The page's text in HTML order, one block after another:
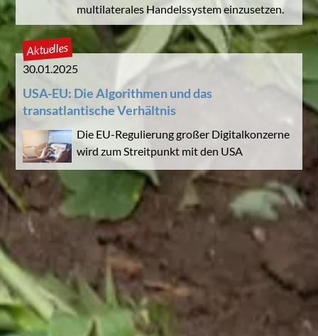
multilaterales Handelssystem einzusetzen.
Aktuelles
30.01.2025
USA-EU: Die Algorithmen und das
transatlantische Verhältnis
Die EU-Regulierung großer Digitalkonzerne
wird zum Streitpunkt mit den USA